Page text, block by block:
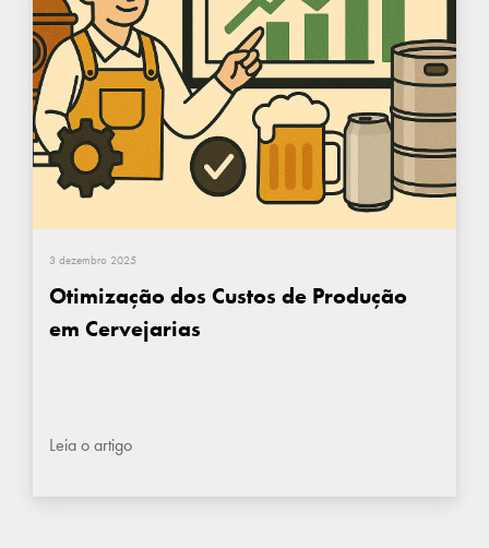
3 dezembro 2025
Otimização dos Custos de Produção
em Cervejarias
Leia o artigo